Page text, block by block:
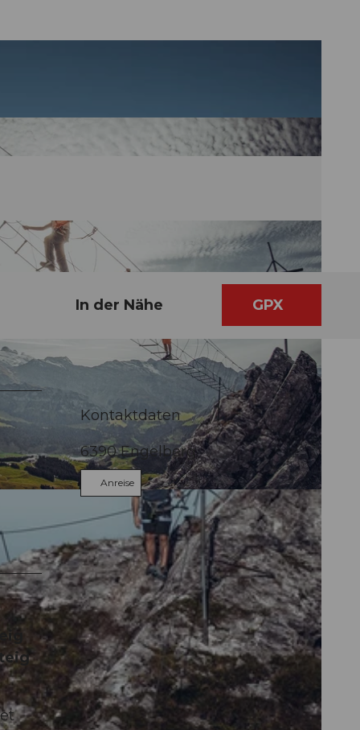
In der Nähe GPX
Kontaktdaten
6390Engelberg
Anreise